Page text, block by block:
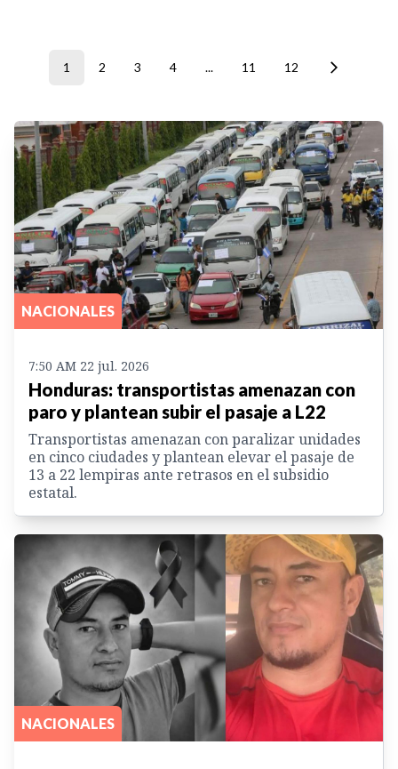
1 2 3 4 ... 11 12
NACIONALES
7:50 AM 22 jul. 2026
Honduras: transportistas amenazan con
paro y plantean subir el pasaje a L22
Transportistas amenazan con paralizar unidades
en cinco ciudades y plantean elevar el pasaje de
13 a 22 lempiras ante retrasos en el subsidio
estatal.
NACIONALES